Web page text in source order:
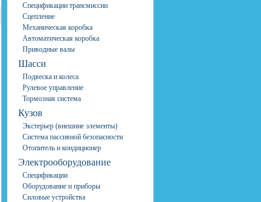
Спецификации трансмиссии
Сцепление
Механическая коробка
Автоматическая коробка
Приводные валы
Шасси
Подвеска и колеса
Рулевое управление
Тормозная система
Кузов
Экстерьер (внешние элементы)
Система пассивной безопасности
Отопитель и кондиционер
Электрооборудование
Спецификации
Оборудование и приборы
Силовые устройства